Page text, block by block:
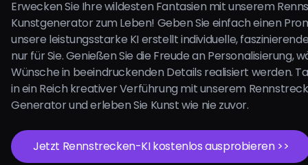
Erwecken Sie Ihre wildesten Fantasien mit unserem
Kunstgenerator zum Leben! Geben Sie einfach einen
unsere leistungsstarke KI erstellt individuelle,
nur für Sie. Genießen Sie die Freude an Personalisierung,
Wünsche in beeindruckenden Details realisiert werden.
in ein Reich kreativer Verführung mit unserem
Generator und erleben Sie Kunst wie nie zuvor.
Jetzt Rennstrecken-KI kostenlos ausprobieren >>